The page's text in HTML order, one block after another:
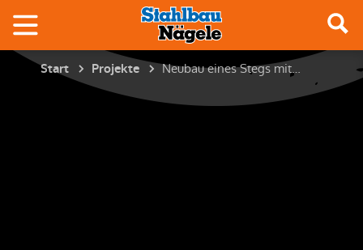
Start Projekte Neubau eines Stegs mit Geländer